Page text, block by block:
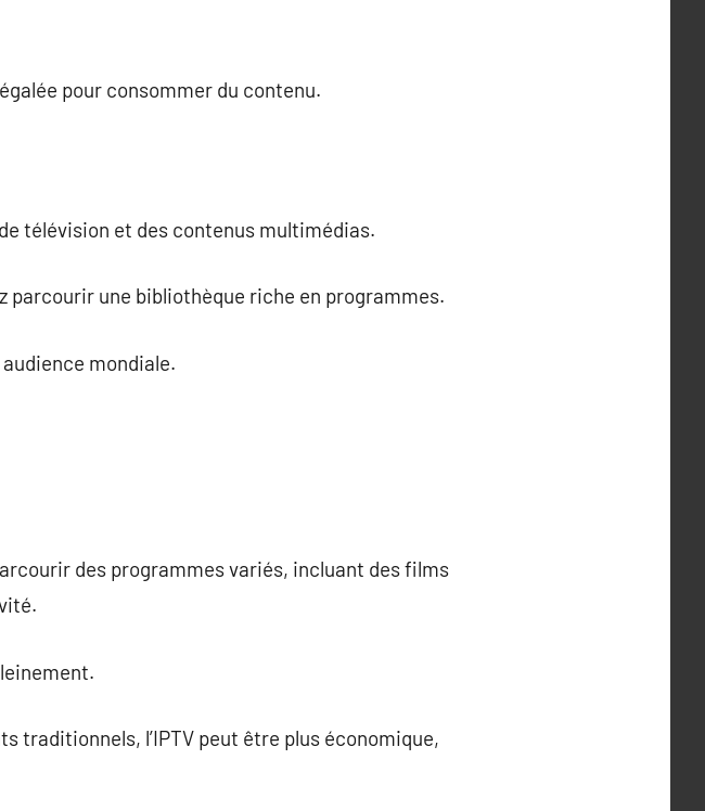
pour consommer du contenu.
télévision et des contenus multimédias.
parcourir une bibliothèque riche en programmes.
mondiale.
des programmes variés, incluant des films
traditionnels, l’IPTV peut être plus économique,